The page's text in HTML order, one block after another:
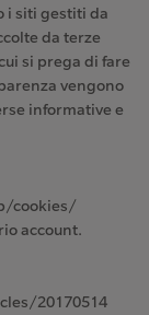
i siti gestiti da
da terze
si prega di fare
vengono
informative e
cookies/
account.
20170514